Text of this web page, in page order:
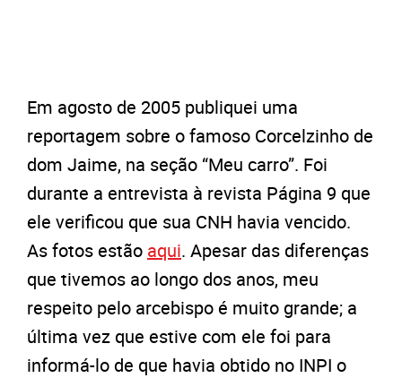
Em agosto de 2005 publiquei uma
reportagem sobre o famoso Corcelzinho de
dom Jaime, na seção “Meu carro”. Foi
durante a entrevista à revista Página 9 que
ele verificou que sua CNH havia vencido.
As fotos estão aqui. Apesar das diferenças
que tivemos ao longo dos anos, meu
respeito pelo arcebispo é muito grande; a
última vez que estive com ele foi para
informá-lo de que havia obtido no INPI o